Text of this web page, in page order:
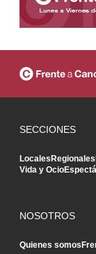
SECCIONES
LocalesRegionales
Vida y Ocio
NOSOTROS
Quienes somos